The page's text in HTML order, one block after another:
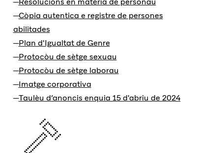
Còpia autentica e registre de persones
abilitades
Plan d'Igualtat de Genre
Protocòu de sètge sexuau
Protocòu de sètge laborau
Imatge corporativa
Taulèu d’anoncis enquia 15 d'abriu de 2024